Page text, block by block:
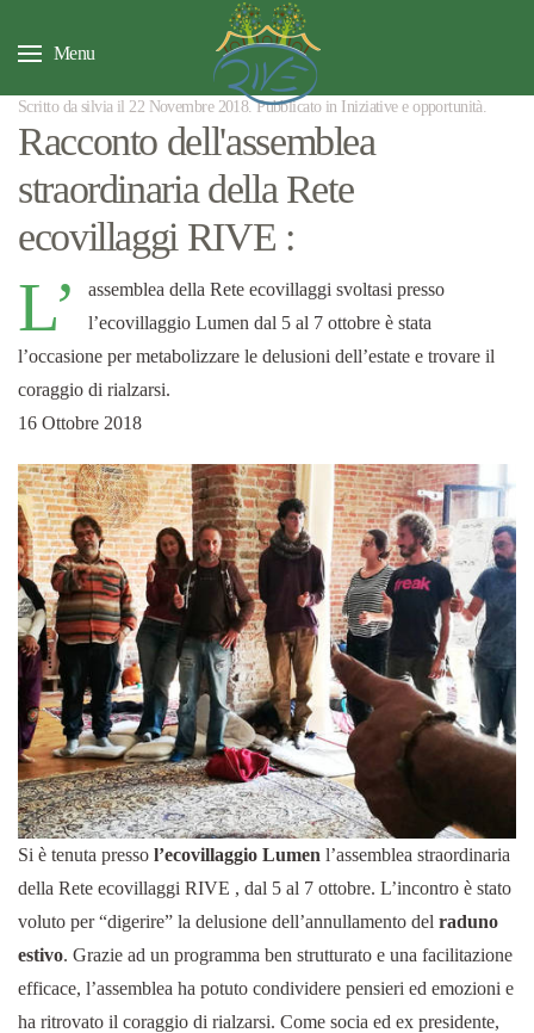
Menu
Scritto da silvia il22 Novembre 2018. Pubblicato in Iniziative e opportunità.
Racconto dell'assemblea
straordinaria della Rete
ecovillaggi RIVE :
L’
assemblea della Rete ecovillaggi svoltasi presso
l’ecovillaggio Lumen dal 5 al 7 ottobre è stata
l’occasione per metabolizzare le delusioni dell’estate e trovare il
coraggio di rialzarsi.
16 Ottobre 2018
Si è tenuta presso l’ecovillaggio Lumen l’assemblea straordinaria
della Rete ecovillaggi RIVE , dal 5 al 7 ottobre. L’incontro è stato
voluto per “digerire” la delusione dell’annullamento del raduno
estivo. Grazie ad un programma ben strutturato e una facilitazione
efficace, l’assemblea ha potuto condividere pensieri ed emozioni e
ha ritrovato il coraggio di rialzarsi. Come socia ed ex presidente,